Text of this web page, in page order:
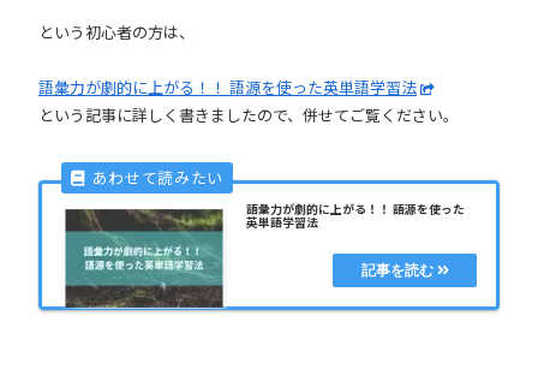
という初心者の方は、
語彙力が劇的に上がる！！ 語源を使った英単語学習法
という記事に詳しく書きましたので、併せてご覧ください。
語彙力が劇的に上がる！！ 語源を使った
英単語学習法